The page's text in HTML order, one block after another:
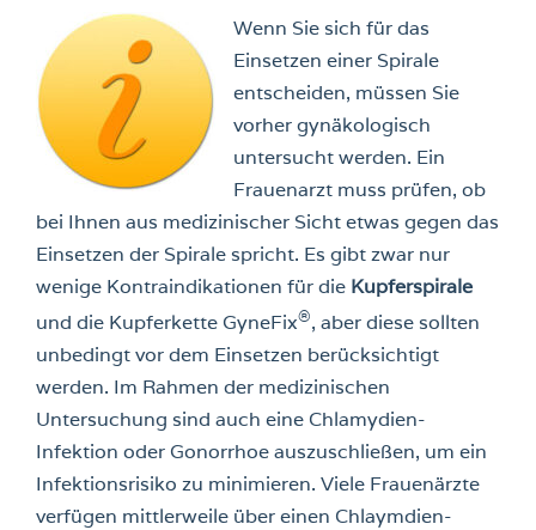
Wenn Sie sich für das
Einsetzen einer Spirale
entscheiden, müssen Sie
vorher gynäkologisch
untersucht werden. Ein
Frauenarzt muss prüfen, ob
bei Ihnen aus medizinischer Sicht etwas gegen das
Einsetzen der Spirale spricht. Es gibt zwar nur
wenige Kontraindikationen für die Kupferspirale
und die Kupferkette GyneFix®, aber diese sollten
unbedingt vor dem Einsetzen berücksichtigt
werden. Im Rahmen der medizinischen
Untersuchung sind auch eine Chlamydien-
Infektion oder Gonorrhoe auszuschließen, um ein
Infektionsrisiko zu minimieren. Viele Frauenärzte
verfügen mittlerweile über einen Chlaymdien-